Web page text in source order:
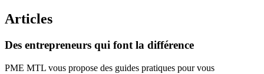
Articles
Des entrepreneurs qui font la différence
PME MTL vous propose des guides pratiques pour vous